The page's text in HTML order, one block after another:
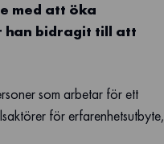
med att öka
han bidragit till att
som arbetar för ett
för erfarenhetsutbyte,